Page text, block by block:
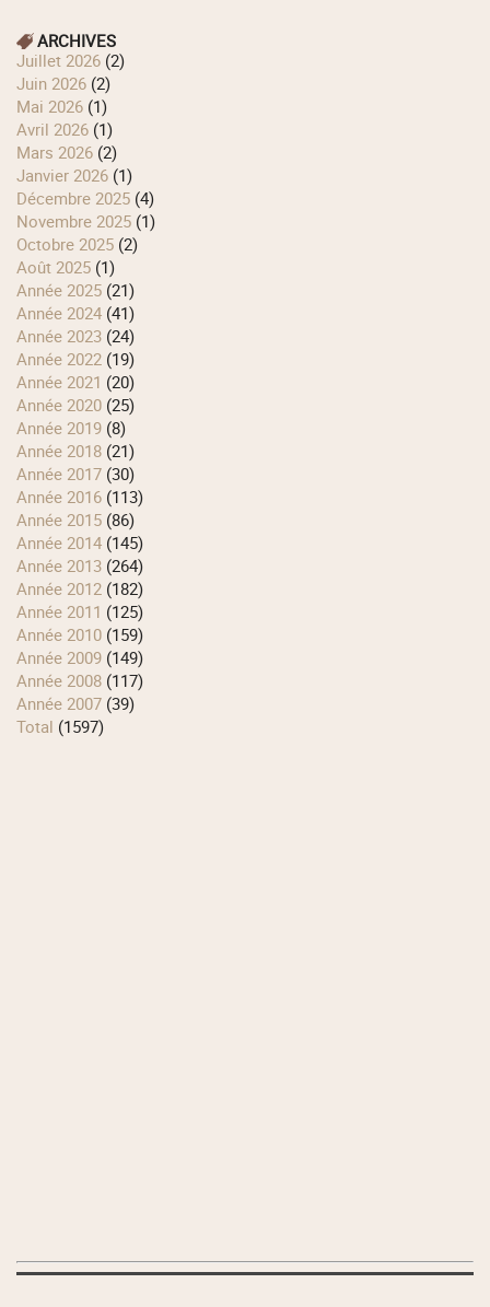
ARCHIVES
juillet 2026 (2)
juin 2026 (2)
mai 2026 (1)
avril 2026 (1)
mars 2026 (2)
janvier 2026 (1)
décembre 2025 (4)
novembre 2025 (1)
octobre 2025 (2)
août 2025 (1)
année 2025 (21)
année 2024 (41)
année 2023 (24)
année 2022 (19)
année 2021 (20)
année 2020 (25)
année 2019 (8)
année 2018 (21)
année 2017 (30)
année 2016 (113)
année 2015 (86)
année 2014 (145)
année 2013 (264)
année 2012 (182)
année 2011 (125)
année 2010 (159)
année 2009 (149)
année 2008 (117)
année 2007 (39)
total (1597)